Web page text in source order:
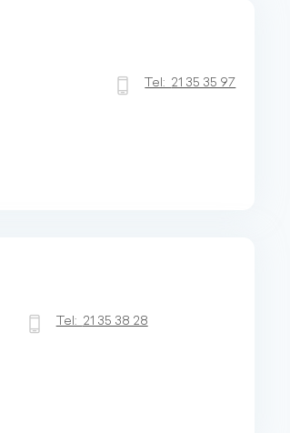
Tel: 21 35 35 97
Tel: 21 35 38 28